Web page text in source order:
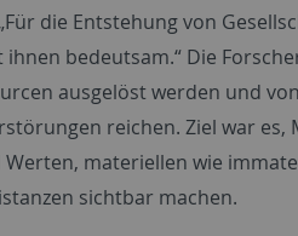
die Entstehung von
bedeutsam.“ Die
ausgelöst werden und
reichen. Ziel war
materiellen wie
sichtbar machen.